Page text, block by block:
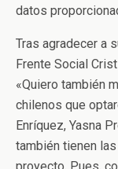
datos
Tras agradecer a
Frente Social
«Quiero también
chilenos que
Enríquez, Yasna
también tienen